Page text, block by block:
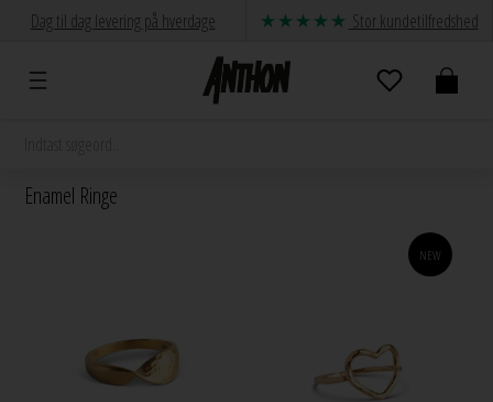
Dag til dag levering på hverdage Stor kundetilfredshed
Enamel Ringe
NEW